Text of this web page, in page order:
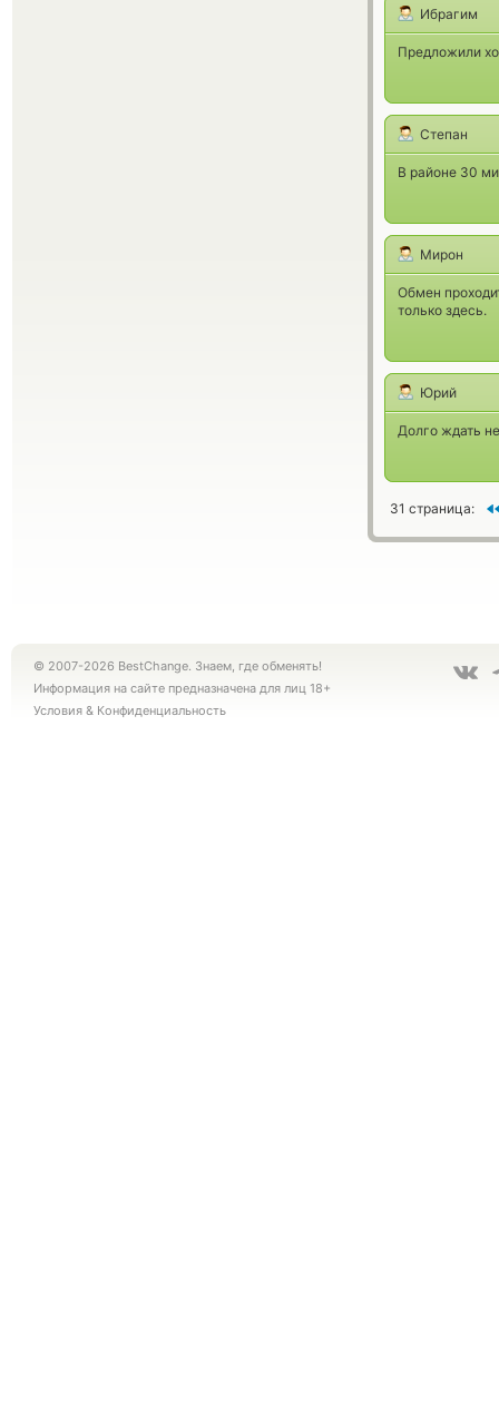
Ибрагим
Предложили
Степан
В районе 30
Мирон
Обмен
только здесь.
Юрий
Долго ждать
31 страница:
© 2007-2026 BestChange. Знаем, где обменять!
Информация на сайте предназначена для лиц 18+
Условия & Конфиденциальность